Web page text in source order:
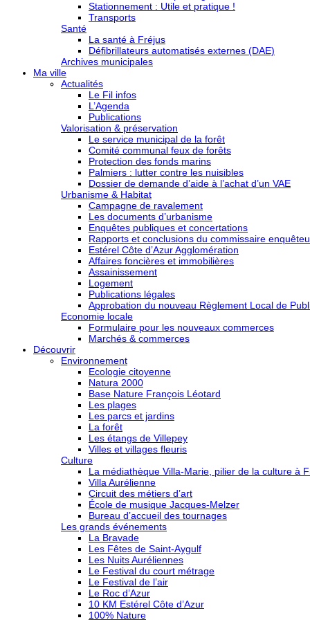
Stationnement : Utile et pratique !
Transports
Santé
La santé à Fréjus
Défibrillateurs automatisés externes (DAE)
Archives municipales
Ma ville
Actualités
Le Fil infos
L’Agenda
Publications
Valorisation & préservation
Le service municipal de la forêt
Comité communal feux de forêts
Protection des fonds marins
Palmiers : lutter contre les nuisibles
Dossier de demande d’aide à l’achat d’un VAE
Urbanisme & Habitat
Campagne de ravalement
Les documents d’urbanisme
Enquêtes publiques et concertations
Rapports et conclusions du commissaire
Estérel Côte d’Azur Agglomération
Affaires foncières et immobilières
Assainissement
Logement
Publications légales
Approbation du nouveau Règlement Local de
Economie locale
Formulaire pour les nouveaux commerces
Marchés & commerces
Découvrir
Environnement
Ecologie citoyenne
Natura 2000
Base Nature François Léotard
Les plages
Les parcs et jardins
La forêt
Les étangs de Villepey
Villes et villages fleuris
Culture
La médiathèque Villa-Marie, pilier de la culture à
Villa Aurélienne
Circuit des métiers d’art
École de musique Jacques-Melzer
Bureau d’accueil des tournages
Les grands événements
La Bravade
Les Fêtes de Saint-Aygulf
Les Nuits Auréliennes
Le Festival du court métrage
Le Festival de l’air
Le Roc d’Azur
10 KM Estérel Côte d’Azur
100% Nature